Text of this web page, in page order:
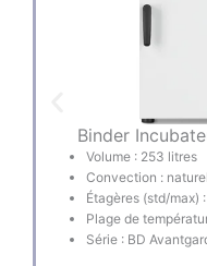
Binder
Volume : 253 litres
Convection :
Étagères (std/max)
Plage de
Série : BD